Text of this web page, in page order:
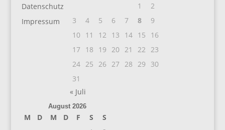
Datenschutz
Impressum
1
2
3
4 5 6 7 8
9
10
11 12 13 14 15
16
17
18 19 20 21 22 23
24 25 26 27 28 29
30
31
« Juli
August 2026
M D M D F S
S